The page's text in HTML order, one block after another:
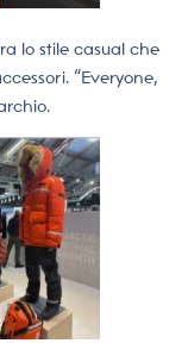
lo stile casual che
“Everyone,